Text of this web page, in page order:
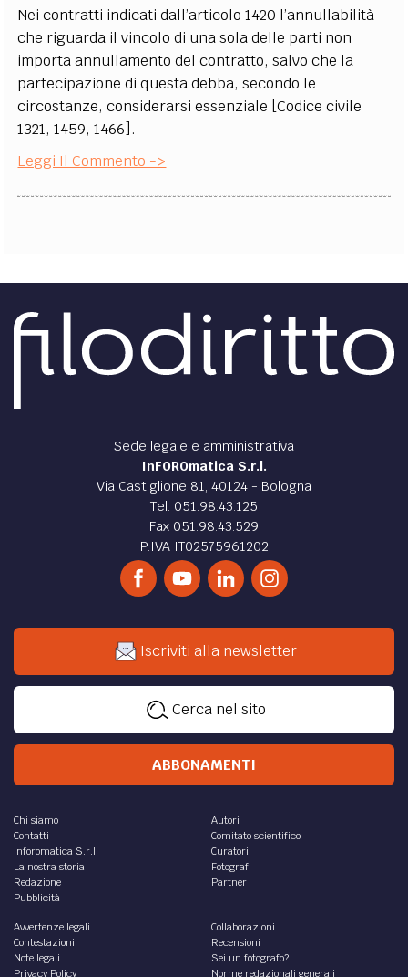
Nei contratti indicati dall’articolo 1420 l’annullabilità
che riguarda il vincolo di una sola delle parti non
importa annullamento del contratto, salvo che la
partecipazione di questa debba, secondo le
circostanze, considerarsi essenziale [Codice civile
1321, 1459, 1466].
Leggi Il Commento ->
Sede legale e amministrativa
InFOROmatica S.r.l.
Via Castiglione 81, 40124 - Bologna
Tel. 051.98.43.125
Fax 051.98.43.529
P.IVA IT02575961202
Iscriviti alla newsletter
Cerca nel sito
ABBONAMENTI
Chi siamo
Contatti
Inforomatica S.r.l.
La nostra storia
Redazione
Pubblicità
Autori
Comitato scientifico
Curatori
Fotografi
Partner
Avvertenze legali
Contestazioni
Note legali
Privacy Policy
Collaborazioni
Recensioni
Sei un fotografo?
Norme redazionali generali